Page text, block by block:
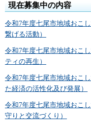
現在募集中の内容
令和7年度七尾市地域おこ
繋げる活動）
令和7年度七尾市地域おこ
ティの再生）
令和7年度七尾市地域おこ
た経済の活性化及び発展）
令和7年度七尾市地域おこ
守りと交流づくり）